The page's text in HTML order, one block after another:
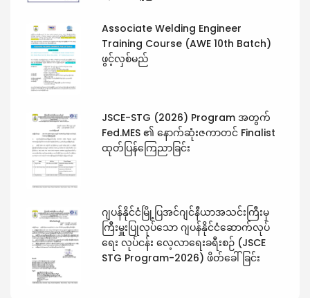
Associate Welding Engineer
Training Course (AWE 10th Batch)
ဖွင့်လှစ်မည်
JSCE-STG (2026) Program အတွက်
Fed.MES ၏ နောက်ဆုံးဇကာတင် Finalist
ထုတ်ပြန်ကြေညာခြင်း
ဂျပန်နိုင်ငံမြို့ပြအင်ဂျင်နီယာအသင်းကြီးမှ
ကြီးမှူးပြုလုပ်သော ဂျပန်နိုင်ငံဆောက်လုပ်
ရေး လုပ်ငန်း လေ့လာရေးခရီးစဉ် (JSCE
STG Program-2026) ဖိတ်ခေါ်ခြင်း